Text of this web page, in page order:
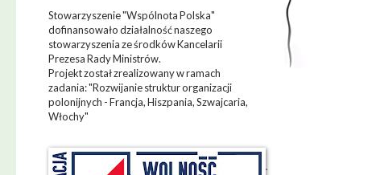
Stowarzyszenie "Wspólnota Polska"
dofinansowało działalność naszego
stowarzyszenia ze środków Kancelarii
Prezesa Rady Ministrów.
Projekt został zrealizowany w ramach
zadania: "Rozwijanie struktur organizacji
polonijnych - Francja, Hiszpania, Szwajcaria,
Włochy"